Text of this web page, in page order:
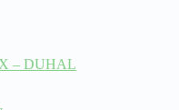
– DUHAL